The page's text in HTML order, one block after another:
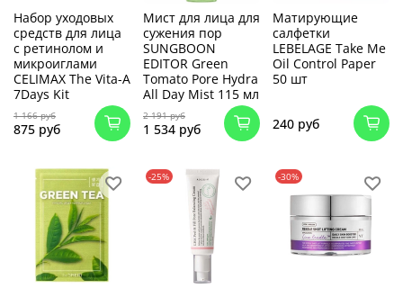
Набор уходовых
средств для лица
с ретинолом и
микроиглами
CELIMAX The Vita-A
7Days Kit
1 166 руб
875 руб
Мист для лица для
сужения пор
SUNGBOON
EDITOR Green
Tomato Pore Hydra
All Day Mist 115 мл
2 191 руб
1 534 руб
Матирующие
салфетки
LEBELAGE Take Me
Oil Control Paper
50 шт
240 руб
-25% -30%